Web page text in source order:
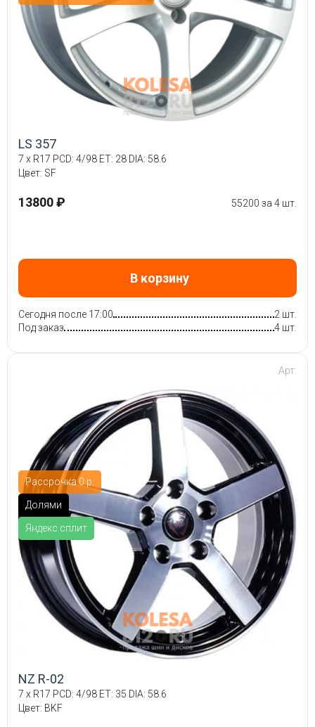
LS 357
7 x R17 PCD: 4/98 ET: 28 DIA: 58.6
Цвет: SF
13800 ₽ 55200 за 4 шт.
В корзину
Сегодня после 17:00
2 шт.
Под заказ
4 шт.
Рассрочка 0 р.
Долями
Яндекс.сплит
Арт:
NZ R-02
7 x R17 PCD: 4/98 ET: 35 DIA: 58.6
Цвет: BKF